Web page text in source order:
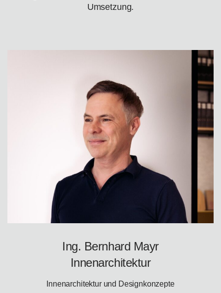
Umsetzung.
Ing. Bernhard Mayr
Innenarchitektur
Innenarchitektur und Designkonzepte